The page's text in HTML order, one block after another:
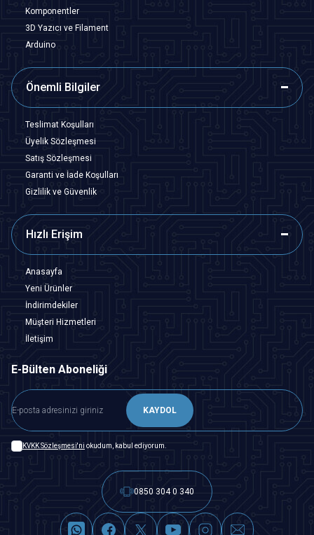
Komponentler
3D Yazıcı ve Filament
Arduino
Önemli Bilgiler
Teslimat Koşulları
Üyelik Sözleşmesi
Satış Sözleşmesi
Garanti ve İade Koşulları
Gizlilik ve Güvenlik
Hızlı Erişim
Anasayfa
Yeni Ürünler
İndirimdekiler
Müşteri Hizmetleri
İletişim
E-Bülten Aboneliği
KAYDOL
KVKK Sözleşmesi'ni okudum, kabul ediyorum.
0850 304 0 340